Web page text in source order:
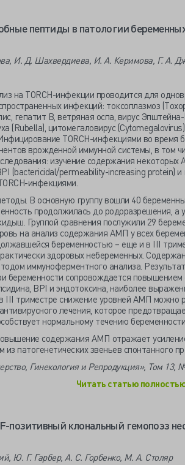
пептиды в патологии
И. Д. Шахвердиева, И. А. Керимова, Г. А.
на TORCH-инфекции проводится для
инфекций: токсоплазмоз
гепатит В, ветряная оспа, вирус
(Rubella), цитомегаловирус
TORCH-инфекциями во время
врожденной иммунной системы, в том
изучение содержания
(bactericidal/permeability-increasing protein)
инфекциями.
В основную группу вошли 40
продолжилась до родоразрешения, а
Группой сравнения послужили 29
на анализ содержания АМП у всех
беременностью – еще и в III
здоровых небеременных.
иммуноферментного анализа.
беременности сопровождается
BPI и эндотоксина, наиболее
III триместре снижение уровней АМП можно
лечения, которое
нормальному течению
содержания АМП отражает
из патогенетических звеньев спонтанного
Гинекология и Репродукция», Том 13,
Читать статью
позитивный клональный гемопоэз
Ю. Г. Гарбер, А. С. Горбенко, М. А. Столяр